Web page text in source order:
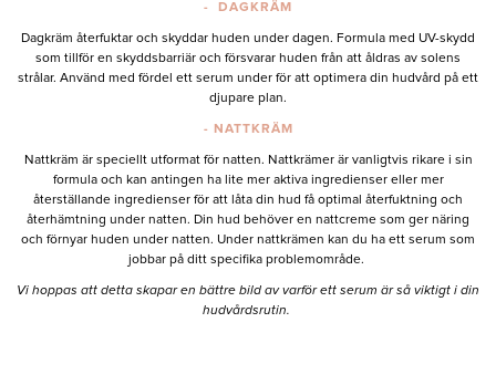
- DAGKRÄM
Dagkräm återfuktar och skyddar huden under dagen. Formula med UV-skydd
som tillför en skyddsbarriär och försvarar huden från att åldras av solens
strålar. Använd med fördel ett serum under för att optimera din hudvård på ett
djupare plan.
- NATTKRÄM
Nattkräm är speciellt utformat för natten. Nattkrämer är vanligtvis rikare i sin
formula och kan antingen ha lite mer aktiva ingredienser eller mer
återställande ingredienser för att låta din hud få optimal återfuktning och
återhämtning under natten. Din hud behöver en nattcreme som ger näring
och förnyar huden under natten. Under nattkrämen kan du ha ett serum som
jobbar på ditt specifika problemområde.
Vi hoppas att detta skapar en bättre bild av varför ett serum är så viktigt i din
hudvårdsrutin.